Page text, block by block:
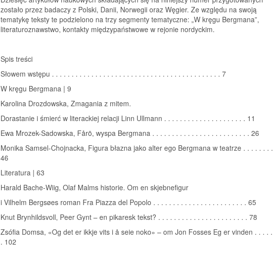
zostało przez badaczy z Polski, Danii, Norwegii oraz Węgier. Ze względu na swoją
tematykę teksty te podzielono na trzy segmenty tematyczne: „W kręgu Bergmana”,
literaturoznawstwo, kontakty międzypaństwowe w rejonie nordyckim.
Spis treści
Słowem wstępu . . . . . . . . . . . . . . . . . . . . . . . . . . . . . . . . . . . . . . . . . . . 7
W kręgu Bergmana | 9
Karolina Drozdowska, Zmagania z mitem.
Dorastanie i śmierć w literackiej relacji Linn Ullmann . . . . . . . . . . . . . . . . . . . . . 11
Ewa Mrozek-Sadowska, Fårö, wyspa Bergmana . . . . . . . . . . . . . . . . . . . . . . . . . 26
Monika Samsel-Chojnacka, Figura błazna jako alter ego Bergmana w teatrze . . . . . . . .
46
Literatura | 63
Harald Bache-Wiig, Olaf Malms historie. Om en skjebnefigur
i Vilhelm Bergsøes roman Fra Piazza del Popolo . . . . . . . . . . . . . . . . . . . . . . . . 65
Knut Brynhildsvoll, Peer Gynt – en pikaresk tekst? . . . . . . . . . . . . . . . . . . . . . . . 78
Zsófia Domsa, «Og det er ikkje vits i å seie noko» – om Jon Fosses Eg er vinden . . . . .
. 102